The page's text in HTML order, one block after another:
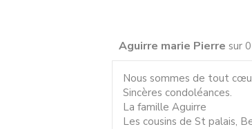
Aguirre marie Pierre sur
Nous sommes de tout
Sincères condoléances.
La famille Aguirre
Les cousins de St palais,